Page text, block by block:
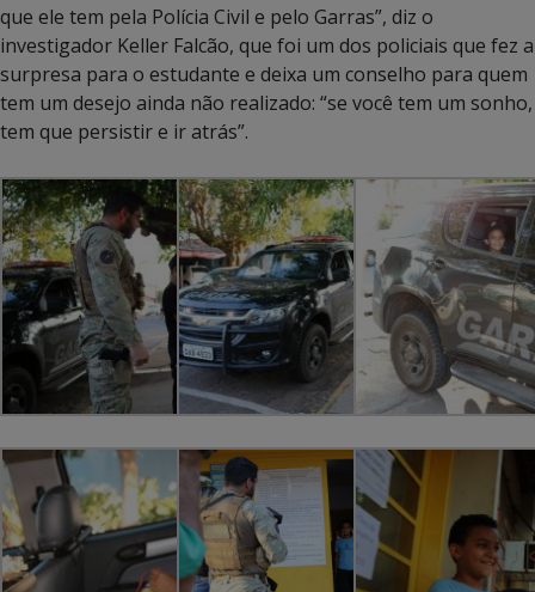
que ele tem pela Polícia Civil e pelo Garras”, diz o
investigador Keller Falcão, que foi um dos policiais que fez a
surpresa para o estudante e deixa um conselho para quem
tem um desejo ainda não realizado: “se você tem um sonho,
tem que persistir e ir atrás”.